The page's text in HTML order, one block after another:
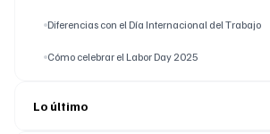
Diferencias con el Día Internacional del Trabajo
Cómo celebrar el Labor Day 2025
Lo último